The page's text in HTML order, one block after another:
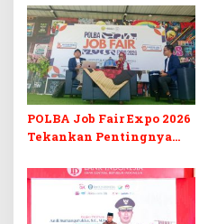
Morowali
POLBA Job Fair Expo 2026
Tekankan Pentingnya
Digital